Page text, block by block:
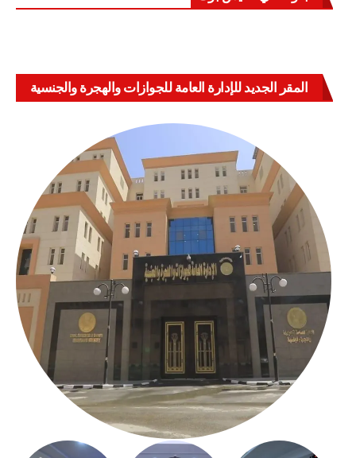
المقر الجديد للإدارة العامة للجوازات والهجرة والجنسية